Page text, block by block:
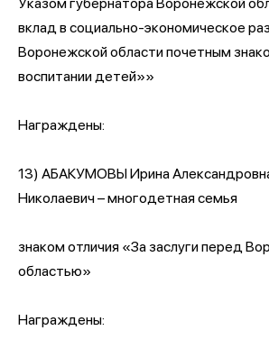
вклад в социально-экономическое
Воронежской области почетным
воспитании детей»»
Награждены:
13) АБАКУМОВЫ Ирина
Николаевич – многодетная семья
знаком отличия «За заслуги перед
областью»
Награждены: